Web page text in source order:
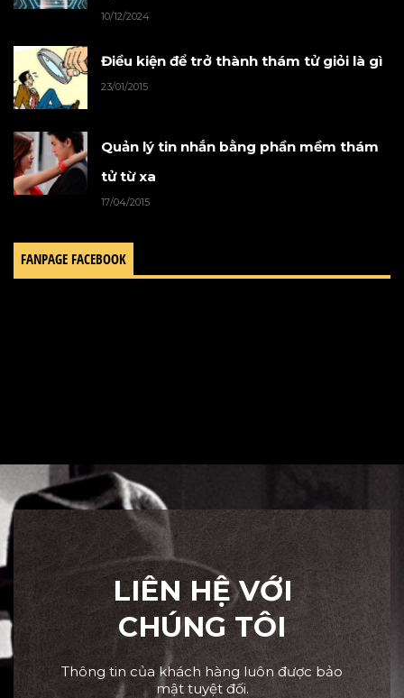
10/12/2024
Điều kiện để trở thành thám tử giỏi là gì
23/01/2015
Quản lý tin nhắn bằng phần mềm thám
tử từ xa
17/04/2015
FANPAGE FACEBOOK
LIÊN HỆ VỚI
CHÚNG TÔI
Thông tin của khách hàng luôn được bảo
mật tuyệt đối.